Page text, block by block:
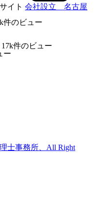
イト 会社設立 名古屋
件のビュー
17k件のビュー
ー
士事務所、All Right